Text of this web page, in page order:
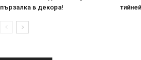
пързалка в декора!